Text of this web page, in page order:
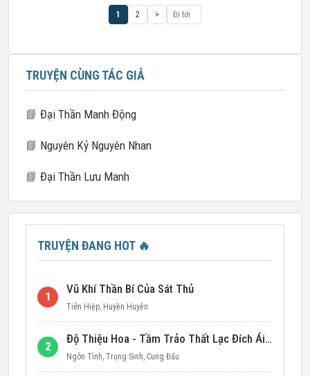
1 2 >
TRUYỆN CÙNG TÁC GIẢ
📘 Đại Thần Manh Động
📘 Nguyên Kỷ Nguyên Nhan
📘 Đại Thần Lưu Manh
TRUYỆN ĐANG HOT 🔥
1
Vũ Khí Thần Bí Của Sát Thủ
Tiên Hiệp, Huyền Huyễn
2
Độ Thiệu Hoa - Tầm Trảo Thất Lạc Đích Ái Tình
Ngôn Tình, Trọng Sinh, Cung Đấu